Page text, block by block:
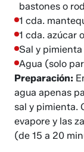
bastones o
1 cda.
1 cda. azúcar
Sal y pimienta
Agua (solo
Preparación:
agua apenas
sal y pimienta.
evapore y las
(de 15 a 20